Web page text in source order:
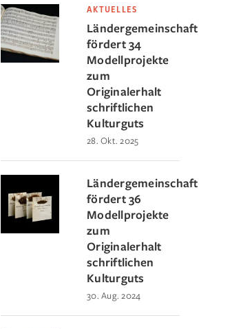
AKTUELLES
Ländergemeinschaft
fördert 34
Modellprojekte
zum
Originalerhalt
schriftlichen
Kulturguts
28. Okt. 2025
Ländergemeinschaft
fördert 36
Modellprojekte
zum
Originalerhalt
schriftlichen
Kulturguts
30. Aug. 2024